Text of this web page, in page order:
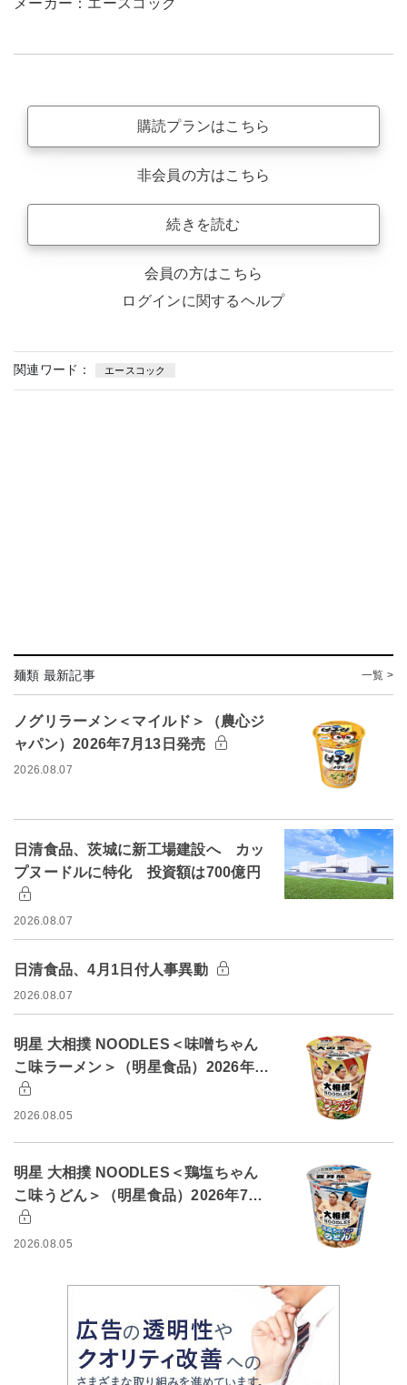
メーカー：エースコック
購読プランはこちら
非会員の方はこちら
続きを読む
会員の方はこちら
ログインに関するヘルプ
関連ワード： エースコック
麺類 最新記事 一覧 >
ノグリラーメン＜マイルド＞（農心ジ
ャパン）2026年7月13日発売
2026.08.07
日清食品、茨城に新工場建設へ カッ
プヌードルに特化 投資額は700億円
2026.08.07
日清食品、4月1日付人事異動
2026.08.07
明星 大相撲 NOODLES＜味噌ちゃん
こ味ラーメン＞（明星食品）2026年…
2026.08.05
明星 大相撲 NOODLES＜鶏塩ちゃん
こ味うどん＞（明星食品）2026年7…
2026.08.05